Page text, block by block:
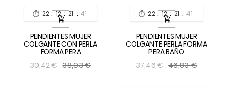
 22 : 12 : 21 : 39

PENDIENTES MUJER
COLGANTE CON PERLA
FORMA PERA
30,42 € 38,03 €
 22 : 12 : 21 : 39

PENDIENTES MUJER
COLGANTE PERLA FORMA
PERA BAÑO
37,46 € 46,83 €